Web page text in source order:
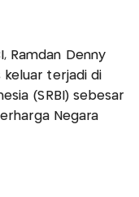
Ramdan Denny
keluar terjadi di
(SRBI) sebesar
Negara